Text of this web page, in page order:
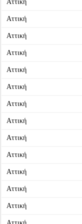
Αττική
Αττική
Αττική
Αττική
Αττική
Αττική
Αττική
Αττική
Αττική
Αττική
Αττική
Αττική
Αττική